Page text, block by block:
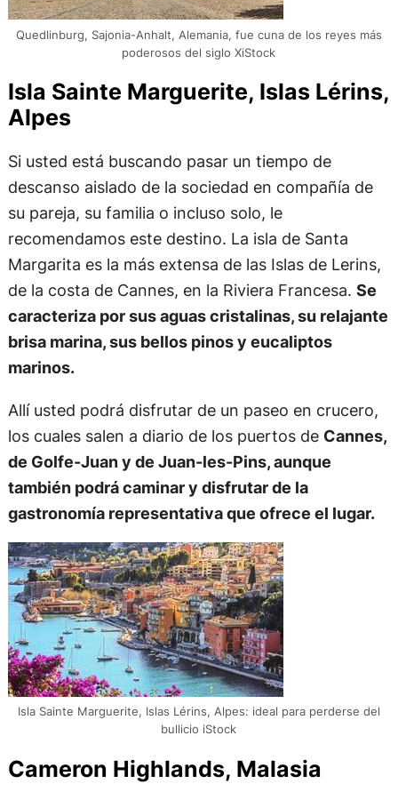
Quedlinburg, Sajonia-Anhalt, Alemania, fue cuna de los reyes más
poderosos del siglo XiStock
Isla Sainte Marguerite, Islas Lérins,
Alpes
Si usted está buscando pasar un tiempo de
descanso aislado de la sociedad en compañía de
su pareja, su familia o incluso solo, le
recomendamos este destino. La isla de Santa
Margarita es la más extensa de las Islas de Lerins,
de la costa de Cannes, en la Riviera Francesa. Se
caracteriza por sus aguas cristalinas, su relajante
brisa marina, sus bellos pinos y eucaliptos
marinos.
Allí usted podrá disfrutar de un paseo en crucero,
los cuales salen a diario de los puertos de Cannes,
de Golfe-Juan y de Juan-les-Pins, aunque
también podrá caminar y disfrutar de la
gastronomía representativa que ofrece el lugar.
Isla Sainte Marguerite, Islas Lérins, Alpes: ideal para perderse del
bullicio iStock
Cameron Highlands, Malasia